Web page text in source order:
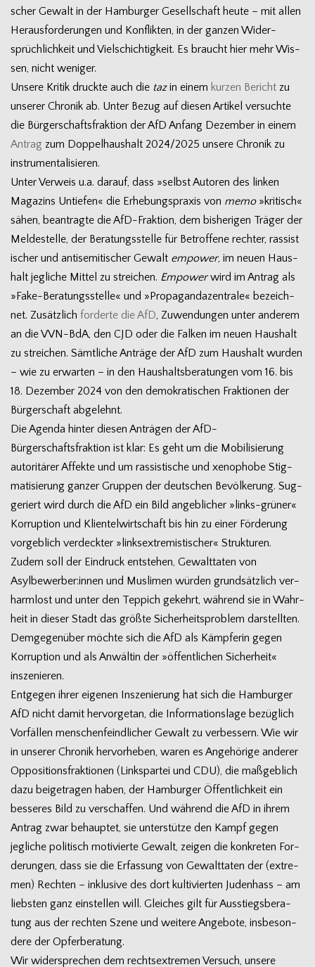
scher Gewalt in der Ham­bur­ger Gesell­schaft heute – mit allen
Her­aus­for­de­run­gen und Kon­flik­ten, in der gan­zen Wider­
sprüch­lich­keit und Viel­schich­tig­keit. Es braucht hier mehr Wis­
sen, nicht weniger.
Unsere Kri­tik druckte auch die tazin einem kur­zen Bericht zu
unse­rer Chro­nik ab. Unter Bezug auf die­sen Arti­kel ver­suchte
die Bür­ger­schafts­frak­tion der AfD Anfang Dezem­ber in einem
Antrag zum Dop­pel­haus­halt 2024/2025 unsere Chro­nik zu
instrumentalisieren.
Unter Ver­weis u.a. dar­auf, dass »selbst Autoren des lin­ken
Maga­zins Untie­fen« die Erhe­bungs­pra­xis von memo»kri­tisch«
sähen, bean­tragte die AfD-Fraktion, dem bis­he­ri­gen Trä­ger der
Mel­de­stelle, der Bera­tungs­stelle für Betrof­fene rech­ter, ras­sis­t
i­scher und anti­se­mi­ti­scher Gewalt empower, im neuen Haus­
halt jeg­li­che Mit­tel zu strei­chen. Empowerwird im Antrag als
»Fake-Beratungsstelle« und »Pro­pa­gan­da­zen­trale« bezeich­
net. Zusätz­lich for­derte die AfD, Zuwen­dun­gen unter ande­rem
an die VVN-BdA, den CJD oder die Fal­ken im neuen Haus­halt
zu strei­chen. Sämt­li­che Anträge der AfD zum Haus­halt wur­den
– wie zu erwar­ten – in den Haus­halts­be­ra­tun­gen vom 16. bis
18. Dezem­ber 2024 von den demo­kra­ti­schen Frak­tio­nen der
Bür­ger­schaft abgelehnt.
Die Agenda hin­ter die­sen Anträ­gen der AfD-
Bürgerschaftsfraktion ist klar: Es geht um die Mobi­li­sie­rung
auto­ri­tä­rer Affekte und um ras­sis­ti­sche und xeno­phobe Stig­
ma­ti­sie­rung gan­zer Grup­pen der deut­schen Bevöl­ke­rung. Sug­
ge­riert wird durch die AfD ein Bild angeb­li­cher »links-grüner«
Kor­rup­tion und Kli­en­tel­wirt­schaft bis hin zu einer För­de­rung
vor­geb­lich ver­deck­ter »links­extre­mis­ti­scher« Struk­tu­ren.
Zudem soll der Ein­druck ent­ste­hen, Gewalt­ta­ten von
Asylbewerber:innen und Mus­li­men wür­den grund­sätz­lich ver­
harm­lost und unter den Tep­pich gekehrt, wäh­rend sie in Wahr­
heit in die­ser Stadt das größte Sicher­heits­pro­blem dar­stell­ten.
Dem­ge­gen­über möchte sich die AfD als Kämp­fe­rin gegen
Kor­rup­tion und als Anwäl­tin der »öffent­li­chen Sicher­heit«
inszenieren.
Ent­ge­gen ihrer eige­nen Insze­nie­rung hat sich die Ham­bur­ger
AfD nicht damit her­vor­ge­tan, die Infor­ma­ti­ons­lage bezüg­lich
Vor­fäl­len men­schen­feind­li­cher Gewalt zu ver­bes­sern. Wie wir
in unse­rer Chro­nik her­vor­he­ben, waren es Ange­hö­rige ande­rer
Oppo­si­ti­ons­frak­tio­nen (Links­par­tei und CDU), die maß­geb­lich
dazu bei­getra­gen haben, der Ham­bur­ger Öffent­lich­keit ein
bes­se­res Bild zu ver­schaf­fen. Und wäh­rend die AfD in ihrem
Antrag zwar behaup­tet, sie unter­stütze den Kampf gegen
jeg­li­che poli­tisch moti­vierte Gewalt, zei­gen die kon­kre­ten For­
de­run­gen, dass sie die Erfas­sung von Gewalt­ta­ten der (extre­
men) Rech­ten – inklu­sive des dort kul­ti­vier­ten Juden­hass – am
liebs­ten ganz ein­stel­len will. Glei­ches gilt für Aus­stiegs­be­ra­
tung aus der rech­ten Szene und wei­tere Ange­bote, ins­be­son­
dere der Opferberatung.
Wir wider­spre­chen dem rechts­extre­men Ver­such, unsere